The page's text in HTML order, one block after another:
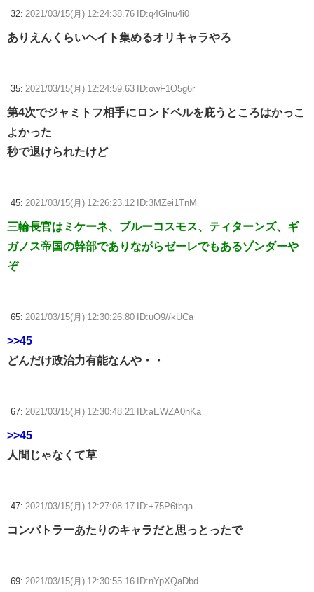
32: 2021/03/15(月) 12:24:38.76 ID:q4Glnu4i0
ありえんくらいヘイト集めるオリキャラやろ
35: 2021/03/15(月) 12:24:59.63 ID:owF1O5g6r
第4次でジャミトフ相手にロンドベルを庇うところはかっこ
よかった
秒で退けられたけど
45: 2021/03/15(月) 12:26:23.12 ID:3MZei1TnM
三輪長官はミケーネ、ブルーコスモス、ティターンズ、ギ
ガノス帝国の幹部でありながらゼーレでもあるゾンダーや
ぞ
65: 2021/03/15(月) 12:30:26.80 ID:uO9//kUCa
>>45
どんだけ政治力有能なんや・・
67: 2021/03/15(月) 12:30:48.21 ID:aEWZA0nKa
>>45
人間じゃなくて草
47: 2021/03/15(月) 12:27:08.17 ID:+75P6tbga
コンバトラーあたりのキャラだと思っとったで
69: 2021/03/15(月) 12:30:55.16 ID:nYpXQaDbd